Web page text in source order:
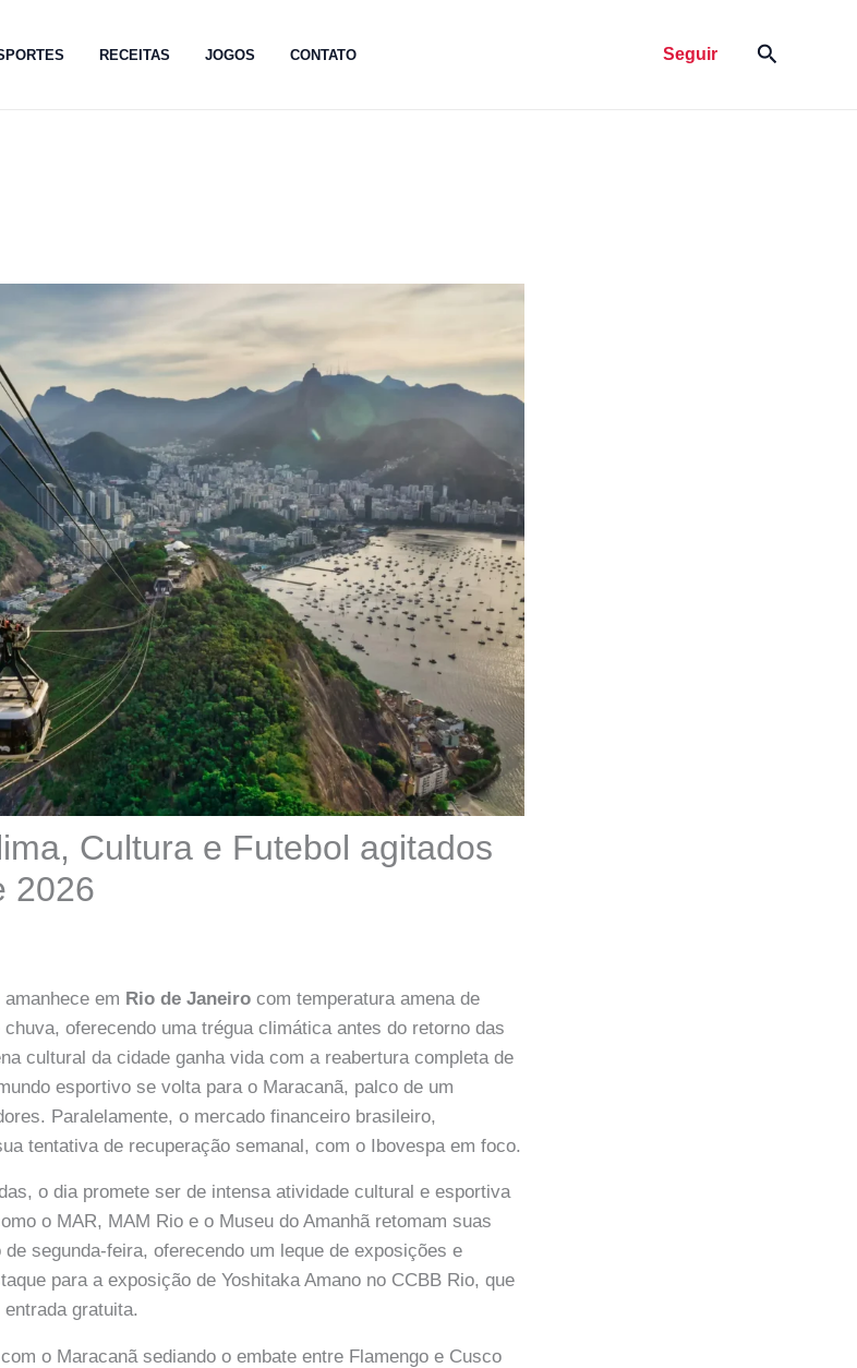
RECEITAS JOGOS CONTATO Seguir Pesquisar
Cultura e Futebol agitados
2026
em Rio de Janeiro com temperatura amena de
oferecendo uma trégua climática antes do retorno das
cultural da cidade ganha vida com a reabertura completa de
esportivo se volta para o Maracanã, palco de um
Paralelamente, o mercado financeiro brasileiro,
tentativa de recuperação semanal, com o Ibovespa em foco.
o dia promete ser de intensa atividade cultural e esportiva
o MAR, MAM Rio e o Museu do Amanhã retomam suas
segunda-feira, oferecendo um leque de exposições e
para a exposição de Yoshitaka Amano no CCBB Rio, que
gratuita.
o Maracanã sediando o embate entre Flamengo e Cusco